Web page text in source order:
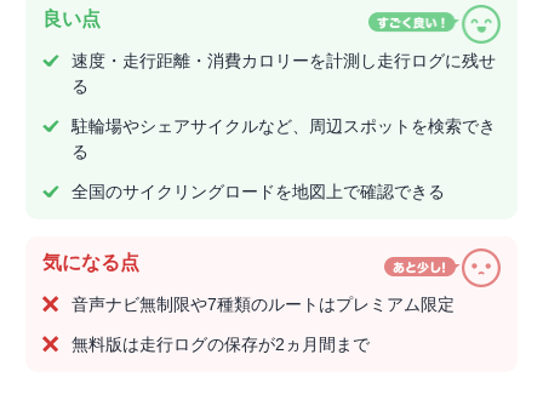
良い点
速度・走行距離・消費カロリーを計測し走行ログに残せ
る
駐輪場やシェアサイクルなど、周辺スポットを検索でき
る
全国のサイクリングロードを地図上で確認できる
気になる点
音声ナビ無制限や7種類のルートはプレミアム限定
無料版は走行ログの保存が2ヵ月間まで